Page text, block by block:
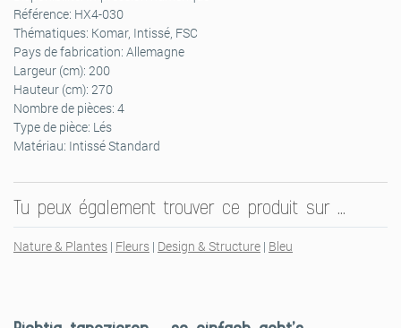
Référence: HX4-030
Thématiques: Komar, Intissé, FSC
Pays de fabrication: Allemagne
Largeur (cm): 200
Hauteur (cm): 270
Nombre de pièces: 4
Type de pièce: Lés
Matériau: Intissé Standard
Tu peux également trouver ce produit sur …
Nature & Plantes | Fleurs | Design & Structure | Bleu